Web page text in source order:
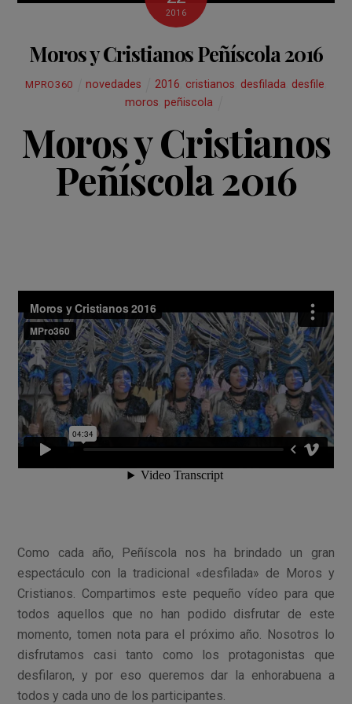
2016
Moros y Cristianos Peñíscola 2016
MPRO360 novedades 2016 cristianos desfilada desfile
moros ,peñiscola
Moros y Cristianos
Peñíscola 2016
Como cada año, Peñíscola nos ha brindado un gran
espectáculo con la tradicional «desfilada» de Moros y
Cristianos. Compartimos este pequeño vídeo para que
todos aquellos que no han podido disfrutar de este
momento, tomen nota para el próximo año. Nosotros lo
disfrutamos casi tanto como los protagonistas que
desfilaron, y por eso queremos dar la enhorabuena a
todos y cada uno de los participantes.